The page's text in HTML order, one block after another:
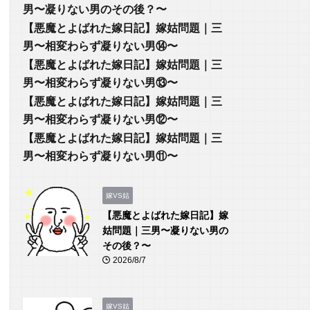
男〜凝りない男のその後？〜
【悪魔とよばれた嫁日記】嫁姑問題｜三
男〜相変わらず凝りない男⑭〜
【悪魔とよばれた嫁日記】嫁姑問題｜三
男〜相変わらず凝りない男⑬〜
【悪魔とよばれた嫁日記】嫁姑問題｜三
男〜相変わらず凝りない男⑫〜
【悪魔とよばれた嫁日記】嫁姑問題｜三
男〜相変わらず凝りない男⑪〜
嫁VS姑
【悪魔とよばれた嫁日記】嫁
姑問題｜三男〜凝りない男の
その後？〜
2026/8/7
嫁VS姑